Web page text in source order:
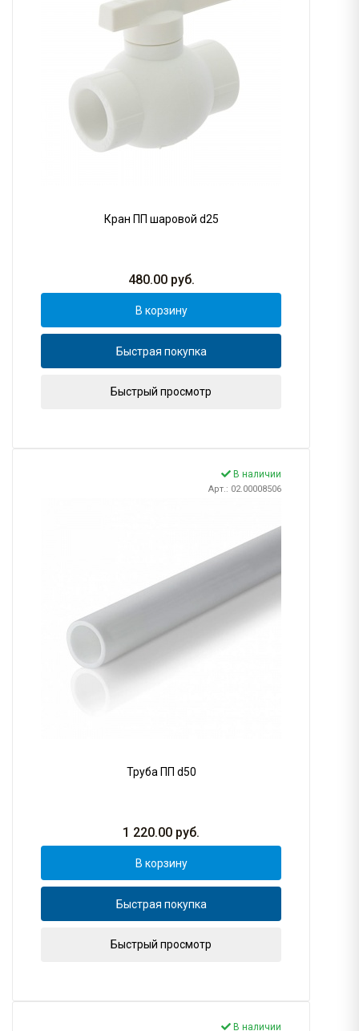
Кран ПП шаровой d25
480.00руб.
В корзину
Быстрая покупка
Быстрый просмотр
В наличии
Арт.: 02.00008506
Труба ПП d50
1 220.00 руб.
В корзину
Быстрая покупка
Быстрый просмотр
В наличии